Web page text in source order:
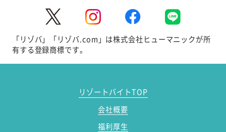
「リゾバ」「リゾバ.com」は株式会社ヒューマニックが所
有する登録商標です。
リゾートバイトTOP
会社概要
福利厚生